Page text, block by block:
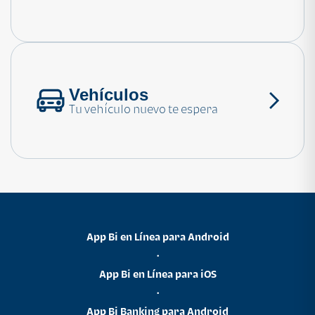
Vehículos
Tu vehículo nuevo te espera
App Bi en Línea para Android
•
App Bi en Línea para iOS
•
App Bi Banking para Android